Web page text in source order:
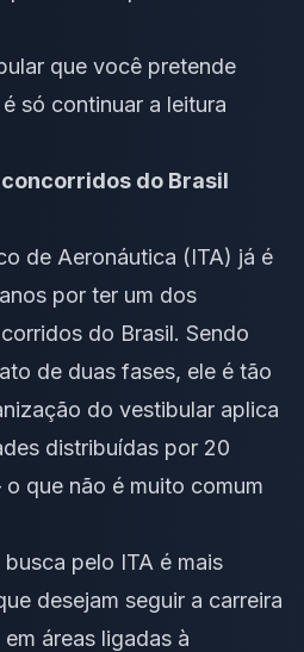
que você pretende
só continuar a leitura
do Brasil
de Aeronáutica (ITA) já é
por ter um dos
do Brasil. Sendo
de duas fases, ele é tão
do vestibular aplica
distribuídas por 20
que não é muito comum
pelo ITA é mais
desejam seguir a carreira
áreas ligadas à